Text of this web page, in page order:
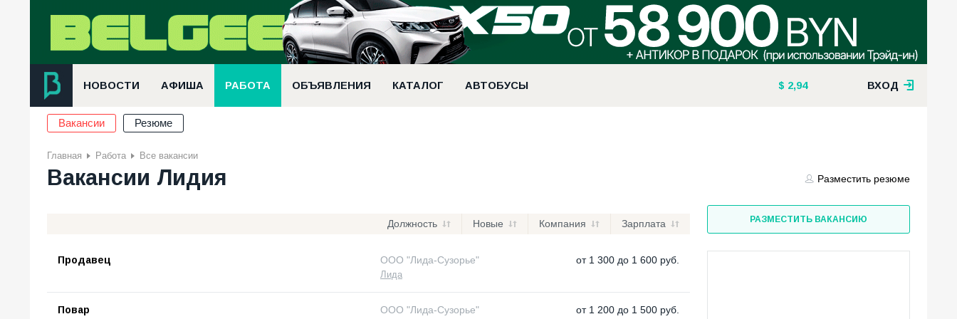
НОВОСТИ АФИША РАБОТА ОБЪЯВЛЕНИЯ КАТАЛОГ АВТОБУСЫ 2,94 ВХОД
Вакансии Резюме
Главная Работа Все вакансии
Вакансии Лидия Разместить резюме
Должность Новые Компания Зарплата
Продавец ООО "Лида-Сузорье"
Лида
от 1 300 до 1 600 руб.
Повар ООО "Лида-Сузорье" от 1 200 до 1 500 руб.
РАЗМЕСТИТЬ ВАКАНСИЮ